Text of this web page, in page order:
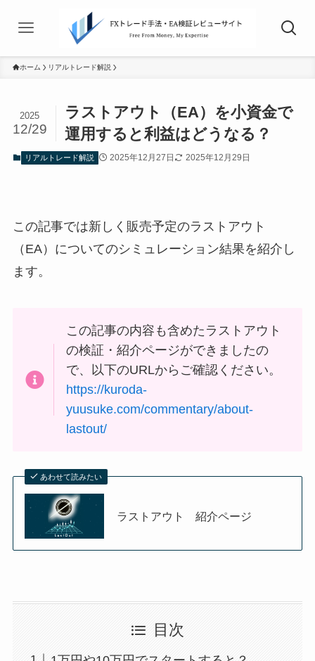
ホーム リアルトレード解説
ラストアウト（EA）を小資金で
運用すると利益はどうなる？
2025
12/29
リアルトレード解説 2025年12月27日 2025年12月29日
この記事では新しく販売予定のラストアウト
（EA）についてのシミュレーション結果を紹介し
ます。
この記事の内容も含めたラストアウト
の検証・紹介ページができましたの
で、以下のURLからご確認ください。
https://kuroda-
yuusuke.com/commentary/about-
lastout/
あわせて読みたい
ラストアウト 紹介ページ
目次